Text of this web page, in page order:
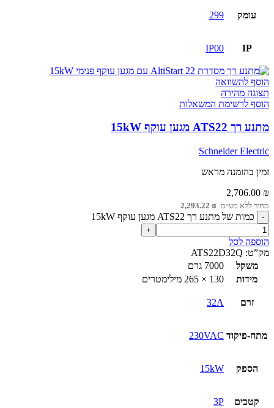
עומק 299
IP
IP00
הוסף להשוואה
תצוגה מהירה
הוסף לרשימת המשאלות
מתנע רך ATS22 מגען עוקף 15kW
Schneider Electric
זמין בהזמנה מראש
2,706.00 ₪
מחיר ללא מע״מ: 2,293.22 ₪
כמות של מתנע רך ATS22 מגען עוקף 15kW
הוספה לסל
מק”ט: ATS22D32Q
משקל
7000 גרם
מידות
130 × 265 מילימטרים
זרם 32A
מתח-פיקוד 230VAC
הספק 15kW
קטבים 3P